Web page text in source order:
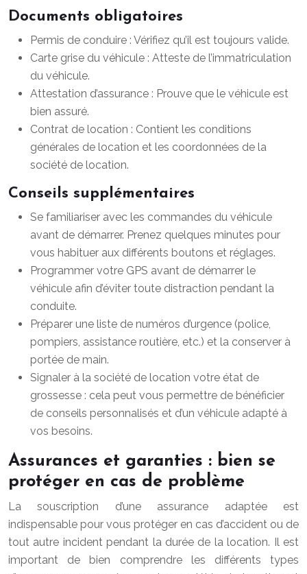
Documents obligatoires
Permis de conduire : Vérifiez qu’il est toujours valide.
Carte grise du véhicule : Atteste de l’immatriculation
du véhicule.
Attestation d’assurance : Prouve que le véhicule est
bien assuré.
Contrat de location : Contient les conditions
générales de location et les coordonnées de la
société de location.
Conseils supplémentaires
Se familiariser avec les commandes du véhicule
avant de démarrer. Prenez quelques minutes pour
vous habituer aux différents boutons et réglages.
Programmer votre GPS avant de démarrer le
véhicule afin d’éviter toute distraction pendant la
conduite.
Préparer une liste de numéros d’urgence (police,
pompiers, assistance routière, etc.) et la conserver à
portée de main.
Signaler à la société de location votre état de
grossesse : cela peut vous permettre de bénéficier
de conseils personnalisés et d’un véhicule adapté à
vos besoins.
Assurances et garanties : bien se
protéger en cas de problème
La souscription d’une assurance adaptée est
indispensable pour vous protéger en cas d’accident ou de
tout autre incident pendant la durée de la location. Il est
important de bien comprendre les différents types